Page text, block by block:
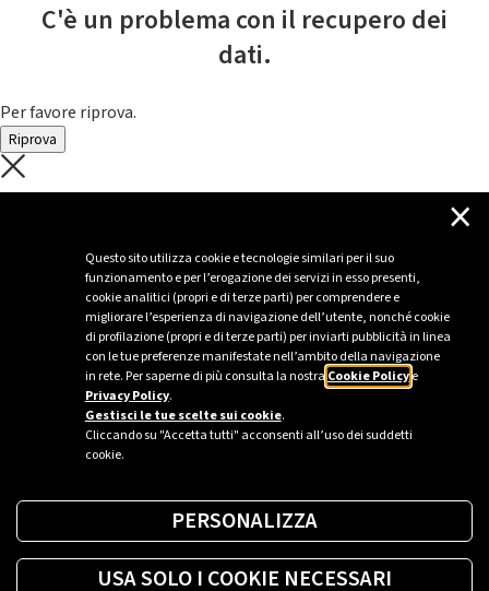
Questo sito utilizza cookie e tecnologie similari per il suo
funzionamento e per l’erogazione dei servizi in esso presenti,
cookie analitici (propri e di terze parti) per comprendere e
migliorare l’esperienza di navigazione dell’utente, nonché cookie
di profilazione (propri e di terze parti) per inviarti pubblicità in linea
con le tue preferenze manifestate nell’ambito della navigazione
in rete. Per saperne di più consulta la nostra Cookie Policye
Privacy Policy.
Gestisci le tue scelte sui cookie.
Cliccando su "Accetta tutti" acconsenti all’uso dei suddetti
cookie.
×
PERSONALIZZA
USA SOLO I COOKIE NECESSARI
C'è un problema con il recupero dei
dati.
Per favore riprova.
Riprova
C'è un problema con il recupero dei
Per favore riprova piú tardi
Sei un’azienda o una PA?
Trova la soluzione più giusta per te.
Richiedi una colonnina